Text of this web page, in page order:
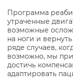
Программа
утраченные
возможные
на ноги и
ряде случаев,
возможно, мы
достичь
адаптировать